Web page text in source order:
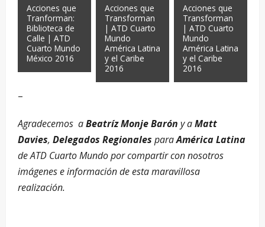
Acciones que
Tranforman:
Biblioteca de
Calle | ATD
Cuarto Mundo
México 2016
Acciones que
Transforman
| ATD Cuarto
Mundo
América Latina
y el Caribe
2016
Acciones que
Transforman
| ATD Cuarto
Mundo
América Latina
y el Caribe
2016
–
Agradecemos aBeatríz Monje Barón y aMatt
Davies, Delegados Regionales paraAmérica Latina
de ATD Cuarto Mundo por compartir con nosotros
imágenes e información de esta maravillosa
realización.